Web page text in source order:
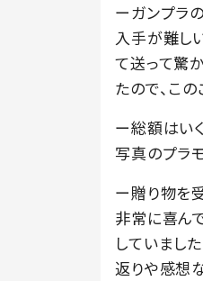
ーガンプラ
入手が難し
て送って驚
たので、こ
ー総額はい
写真のプラ
ー贈り物を
非常に喜ん
していまし
返りや感想